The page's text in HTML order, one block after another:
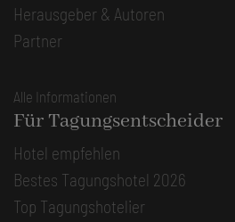
Herausgeber & Autoren
Partner
Alle Informationen
Für Tagungsentscheider
Hotel empfehlen
Bestes Tagungshotel 2026
Top Tagungshotelier